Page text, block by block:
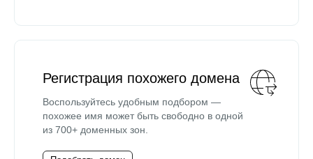
Регистрация похожего домена
Воспользуйтесь удобным подбором —
похожее имя может быть свободно в одной
из 700+ доменных зон.